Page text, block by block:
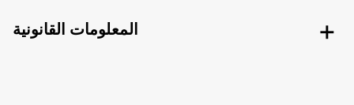
المعلومات القانونية